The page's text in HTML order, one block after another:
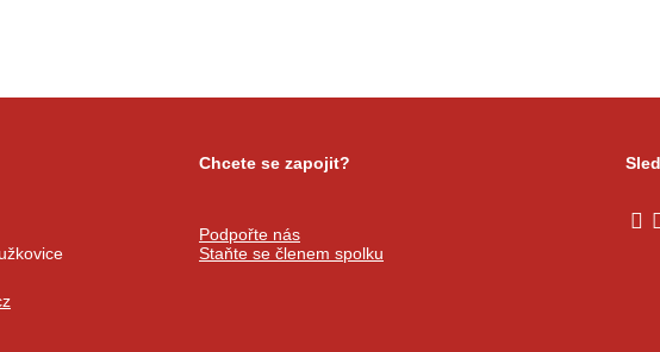
Chcete se zapojit?
Podpořte nás
Staňte se členem spolku